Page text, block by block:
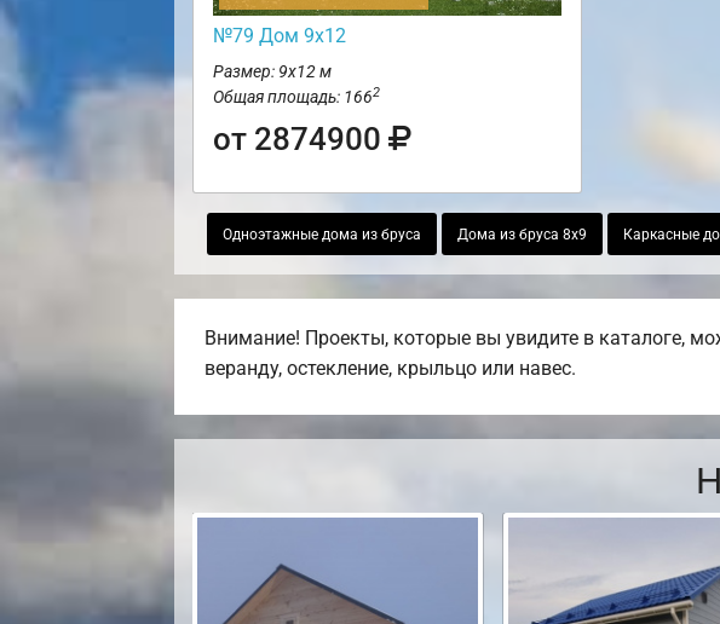
№79 Дом 9х12
Размер: 9х12 м
Общая площадь: 1662
от 2874900
Одноэтажные дома из бруса Дома из бруса 8х9 Каркасные
Внимание! Проекты, которые вы увидите в каталоге,
веранду, остекление, крыльцо или навес.